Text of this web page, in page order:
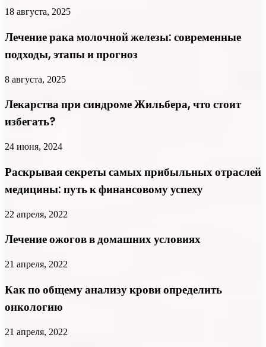
18 августа, 2025
Лечение рака молочной железы: современные
подходы, этапы и прогноз
8 августа, 2025
Лекарства при синдроме Жильбера, что стоит
избегать?
24 июня, 2024
Раскрывая секреты самых прибыльных отраслей
медицины: путь к финансовому успеху
22 апреля, 2022
Лечение ожогов в домашних условиях
21 апреля, 2022
Как по общему анализу крови определить
онкологию
21 апреля, 2022